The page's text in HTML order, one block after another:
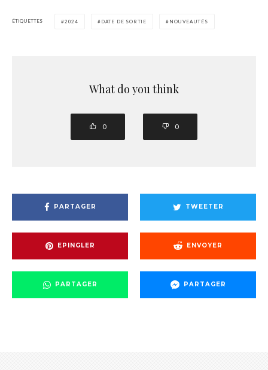
ÉTIQUETTES 2024 DATE DE SORTIE NOUVEAUTÉS
What do you think
0 0
PARTAGER TWEETER
EPINGLER ENVOYER
PARTAGER PARTAGER